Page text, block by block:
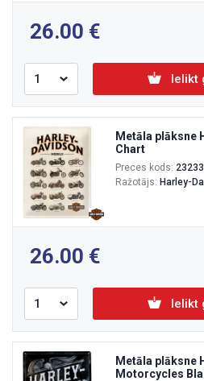
26.00
Ielikt
Metāla plāksne
Chart
Preces kods: 23233
Ražotājs: Harley-
26.00
Ielikt
Metāla plāksne
Motorcycles